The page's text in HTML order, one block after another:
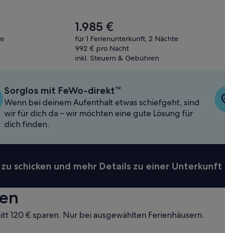
Der
Preis
beträgt
1.985 €
1.985 €
für 1 Ferienunterkunft, 2 Nächte
992 € pro Nacht
inkl. Steuern & Gebühren
Sorglos mit FeWo-direkt™
Wenn bei deinem Aufenthalt etwas schiefgeht, sind
wir für dich da – wir möchten eine gute Lösung für
dich finden.
schicken und mehr Details zu einer Unterkunft
120 € sparen. Nur bei ausgewählten Ferienhäusern.